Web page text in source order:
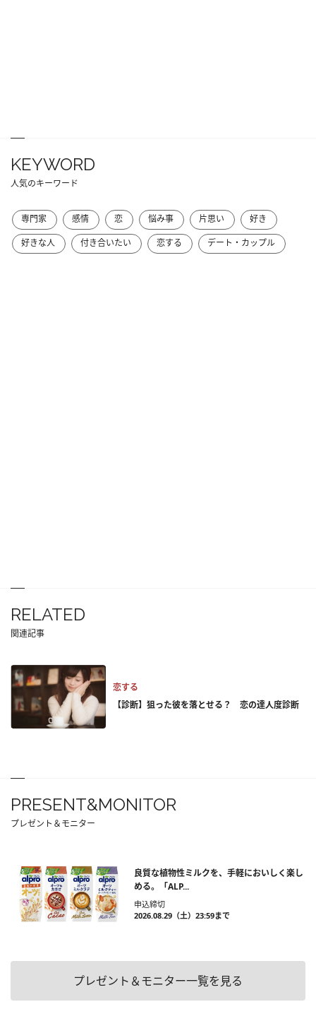
KEYWORD
人気のキーワード
専門家 感情 恋 悩み事 片思い
好き
好きな人
付き合いたい 恋する デート・カップル
RELATED
関連記事
恋する
【診断】狙った彼を落とせる？ 恋の達人度診断
PRESENT&MONITOR
プレゼント＆モニター
良質な植物性ミルクを、手軽においしく楽し
める。「ALP...
申込締切
2026.08.29（土）23:59まで
プレゼント＆モニター一覧を見る